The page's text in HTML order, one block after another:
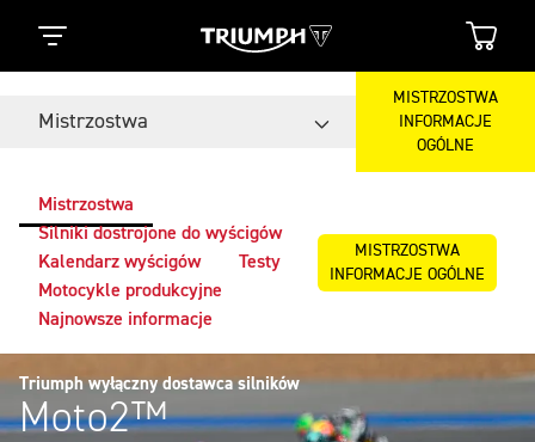
Mistrzostwa
MISTRZOSTWA
INFORMACJE
OGÓLNE
Mistrzostwa
Silniki dostrojone do wyścigów
Kalendarz wyścigów
Testy
Motocykle produkcyjne
Najnowsze informacje
MISTRZOSTWA
INFORMACJE OGÓLNE
Triumph wyłączny dostawca silników
Moto2™